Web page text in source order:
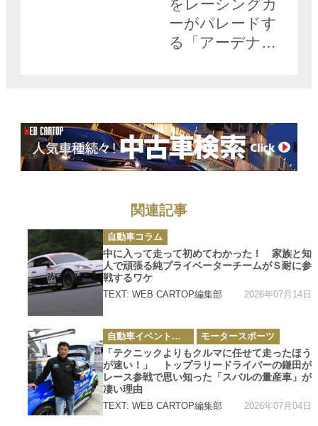
をレーシングカ
ーがパレードす
る「アーデナウ
感動【みどり独
乙通信】
関連記事
カ
テ
ゴ
リ
ー
自動車コラム
中に入って走って初めてわかった！ 家族と知
人で頑張る純プライベーターチームがＳ耐に参
戦するワケ
TEXT: WEB CARTOP編集部 2026年07月14日
カ
テ
ゴ
リ
ー
自動車イベント・カーイベント モータースポーツ
「テクニックよりもクルマに任せて走ったほう
が速い！」 トップラリードライバーの鎌田が
レース参戦で思い知った「スバルの量産車」が
凄い理由
TEXT: WEB CARTOP編集部 2026年07月04日